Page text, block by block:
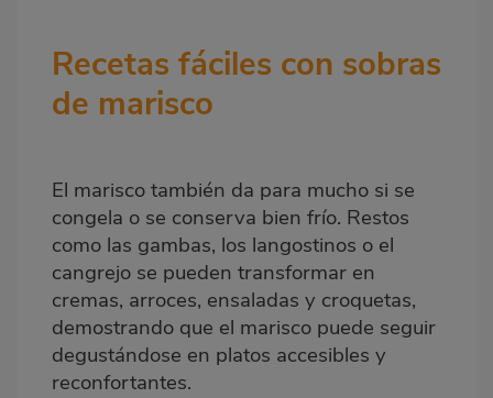
Recetas fáciles con sobras
de marisco
El marisco también da para mucho si se
congela o se conserva bien frío. Restos
como las gambas, los langostinos o el
cangrejo se pueden transformar en
cremas, arroces, ensaladas y croquetas,
demostrando que el marisco puede seguir
degustándose en platos accesibles y
reconfortantes.